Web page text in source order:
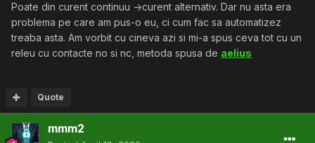
Poate din curent continuu ->curent alternativ. Dar nu asta era
problema pe care am pus-o eu, ci cum fac sa automatizez
treaba asta. Am vorbit cu cineva azi si mi-a spus ceva tot cu un
releu cu contacte no si nc, metoda spusa de aelius
Quote
mmm2